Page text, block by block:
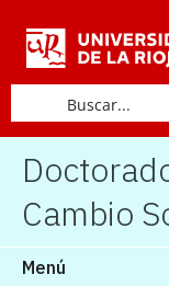
Cambio
Menú